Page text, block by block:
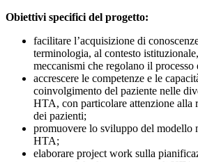
Obiettivi specifici del progetto:
facilitare l’acquisizione di
terminologia, al contesto
meccanismi che regolano il
accrescere le competenze e le
coinvolgimento del paziente nelle
HTA, con particolare attenzione alla
dei pazienti;
promuovere lo sviluppo del modello
HTA;
elaborare project work sulla